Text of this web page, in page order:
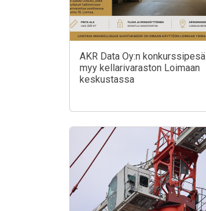
AKR Data Oy:n konkurssipesä
myy kellarivaraston Loimaan
keskustassa